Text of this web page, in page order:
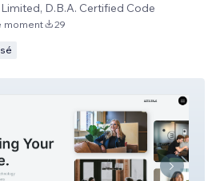
D.B.A. Certified Code
moment 29